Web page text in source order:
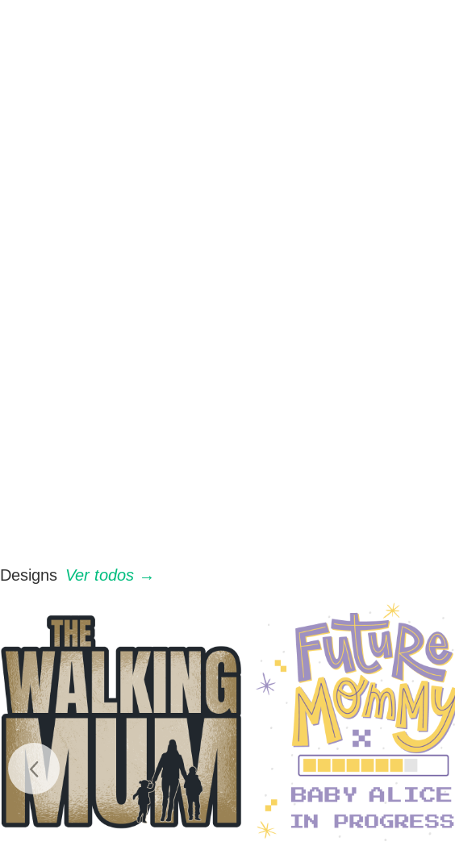
Designs Ver todos →